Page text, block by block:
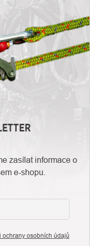
zasílat informace o
e-shopu.
ochrany osobních údajů